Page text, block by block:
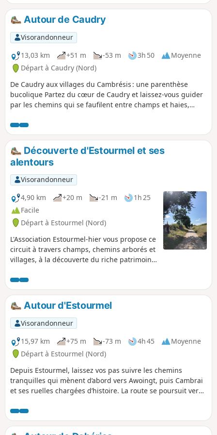
Autour de Caudry
Visorandonneur
13,03 km
+51 m -53 m 3h 50
Moyenne
Départ à Caudry (Nord)
De Caudry aux villages du Cambrésis : une parenthèse
bucolique Partez du cœur de Caudry et laissez-vous guider
par les chemins qui se faufilent entre champs et haies,
Cambrésis puis Le Tronquoy. Chaque village dévoile son
caractère : ruelles paisibles, silhouettes de clochers,
parfums de campagne. Entre deux bourgs, le paysage
déroule ses camaïeux de verts et d’ors, ponctués de censes
et de fermes traditionnelles. Un parcours où l’on marche au
rythme de la nature, en savourant la simplicité et
l’authenticité d’un territoire façonné par le temps et par ses
habitants.
Découverte d'Estourmel et ses
alentours
Visorandonneur
4,90 km
+20 m -21 m
1h 25
Facile
Départ à Estourmel (Nord)
L'Association Estourmel-hier vous propose ce
circuit à travers champs, chemins arborés et
villages, à la découverte du riche patrimoine
vous sont proposés, devant chaque
monument remarquable, afin de vous en
apprendre davantage sur l'histoire du
village.Autour d'Estourmel
Visorandonneur
15,97 km
+75 m -73 m 4h 45
Moyenne
Départ à Estourmel (Nord)
Depuis Estourmel, laissez vos pas suivre les chemins
tranquilles qui mènent d’abord vers Awoingt, puis Cambrai
et ses ruelles chargées d’histoire. La route se poursuit vers
paysage où se mêlent champs ondoyants, haies champêtres
et silhouettes de censes. Chaque étape révèle son propre
charme : l’authenticité des villages, la quiétude des sentiers,